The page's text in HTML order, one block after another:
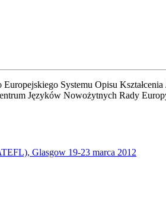
Systemu Opisu
Języków Nowożytnych Rady
Glasgow 19-23 marca 2012